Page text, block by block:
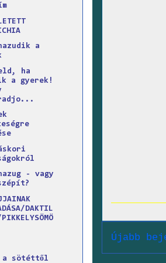
Újabb
a
ha
a gyerek!
- vagy
DAKTIL
a sötéttől